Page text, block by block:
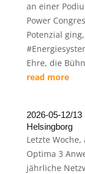
an einer
Power
Potenzial
Ehre, die
read more
2026-05-12/
Helsingborg
Letzte
Optima 3
jährliche